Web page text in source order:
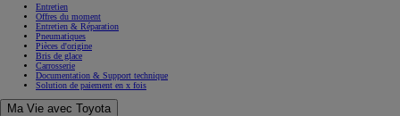
Entretien
Offres du moment
Entretien & Réparation
Pneumatiques
Pièces d'origine
Bris de glace
Carrosserie
Documentation & Support technique
Solution de paiement en x fois
Ma Vie avec Toyota